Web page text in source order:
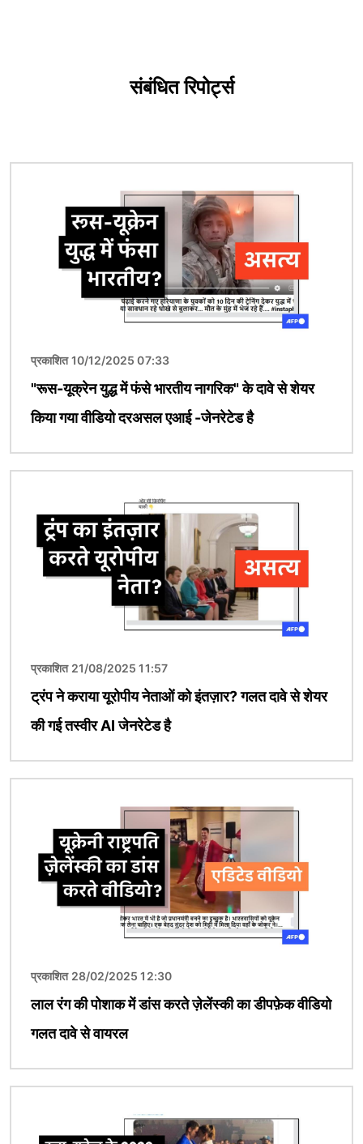
संबंधित रिपोर्ट्स
प्रकाशित 10/12/2025 07:33
"रूस-यूक्रेन युद्ध में फंसे भारतीय नागरिक" के दावे से शेयर
किया गया वीडियो दरअसल एआई -जेनरेटेड है
प्रकाशित 21/08/2025 11:57
ट्रंप ने कराया यूरोपीय नेताओं को इंतज़ार? गलत दावे से शेयर
की गई तस्वीर AI जेनरेटेड है
प्रकाशित 28/02/2025 12:30
लाल रंग की पोशाक में डांस करते ज़ेलेंस्की का डीपफ़ेक वीडियो
गलत दावे से वायरल